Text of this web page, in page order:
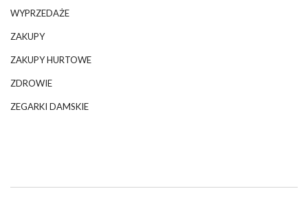
WYPRZEDAŻE
ZAKUPY
ZAKUPY HURTOWE
ZDROWIE
ZEGARKI DAMSKIE